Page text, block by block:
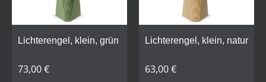
Lichterengel, klein, grün
73,00 €
Lichterengel, klein, natur
63,00 €